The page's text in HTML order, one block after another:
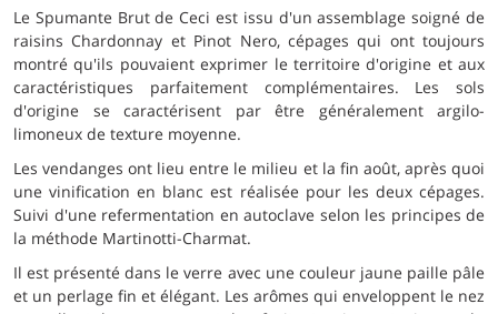
Le Spumante Brut de Ceci est issu d'un assemblage soigné de
raisins Chardonnay et Pinot Nero, cépages qui ont toujours
montré qu'ils pouvaient exprimer le territoire d'origine et aux
caractéristiques parfaitement complémentaires. Les sols
d'origine se caractérisent par être généralement argilo-
limoneux de texture moyenne.
Les vendanges ont lieu entre le milieu et la fin août, après quoi
une vinification en blanc est réalisée pour les deux cépages.
Suivi d'une refermentation en autoclave selon les principes de
la méthode Martinotti-Charmat.
Il est présenté dans le verre avec une couleur jaune paille pâle
et un perlage fin et élégant. Les arômes qui enveloppent le nez